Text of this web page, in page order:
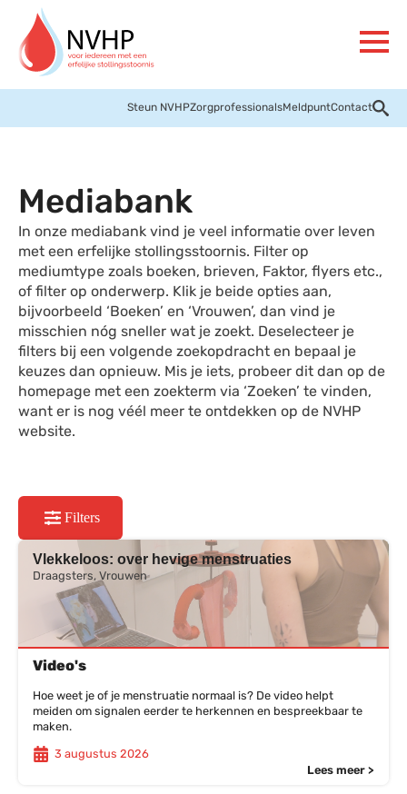
Steun NVHPZorgprofessionalsMeldpuntContact
Mediabank
In onze mediabank vind je veel informatie over leven
met een erfelijke stollingsstoornis. Filter op
mediumtype zoals boeken, brieven, Faktor, flyers etc.,
of filter op onderwerp. Klik je beide opties aan,
bijvoorbeeld ‘Boeken’ en ‘Vrouwen’, dan vind je
misschien nóg sneller wat je zoekt. Deselecteer je
filters bij een volgende zoekopdracht en bepaal je
keuzes dan opnieuw. Mis je iets, probeer dit dan op de
homepage met een zoekterm via ‘Zoeken’ te vinden,
want er is nog véél meer te ontdekken op de NVHP
website.
Filters
Vlekkeloos: over hevige menstruaties
Draagsters, Vrouwen
Video's
Hoe weet je of je menstruatie normaal is? De video helpt
meiden om signalen eerder te herkennen en bespreekbaar te
maken.
3 augustus 2026
Lees meer >